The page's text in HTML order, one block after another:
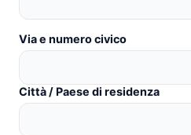
Via e numero civico
Città / Paese di residenza